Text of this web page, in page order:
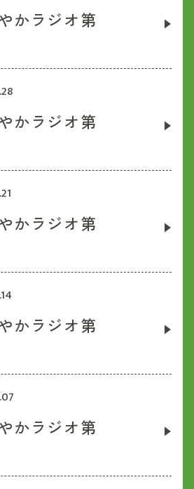
かラジオ第
かラジオ第
かラジオ第
かラジオ第
かラジオ第